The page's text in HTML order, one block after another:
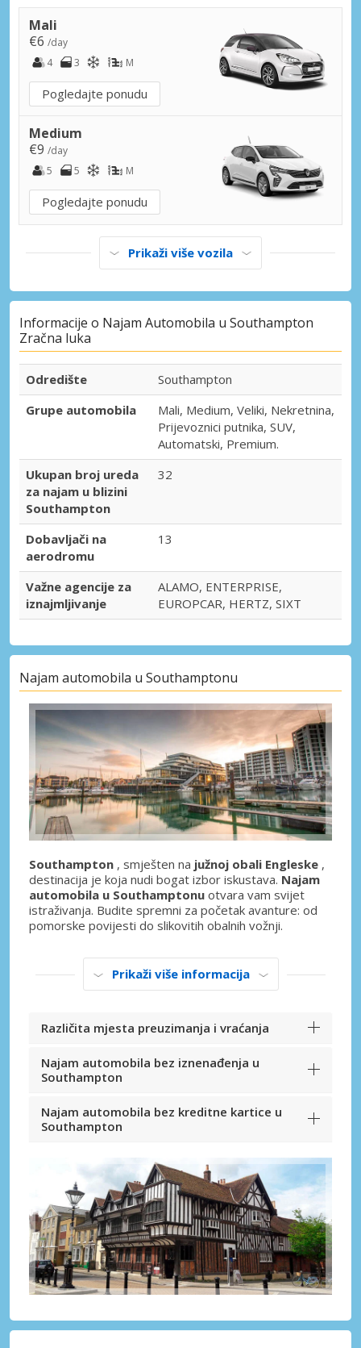
Mali
€6 /day
4
3 M
Pogledajte ponudu
Medium
€9 /day
5
5 M
Pogledajte ponudu
Prikaži više vozila
Informacije o Najam Automobila u Southampton
Zračna luka
Odredište
Southampton
Grupe automobila
Mali, Medium, Veliki, Nekretnina,
Prijevoznici putnika, SUV,
Automatski, Premium.
Ukupan broj ureda
za najam u blizini
Southampton
32
Dobavljači na
aerodromu
13
Važne agencije za
iznajmljivanje
ALAMO, ENTERPRISE,
EUROPCAR, HERTZ, SIXT
Najam automobila u Southamptonu
Southampton , smješten na južnoj obali Engleske ,
destinacija je koja nudi bogat izbor iskustava. Najam
automobila u Southamptonu otvara vam svijet
istraživanja. Budite spremni za početak avanture: od
pomorske povijesti do slikovitih obalnih vožnji.
Prikaži više informacija
Različita mjesta preuzimanja i vraćanja
Najam automobila bez iznenađenja u
Southampton
Najam automobila bez kreditne kartice u
Southampton